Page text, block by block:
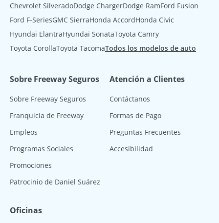
Chevrolet SilveradoDodge ChargerDodge RamFord Fusion
Ford F-SeriesGMC SierraHonda AccordHonda Civic
Hyundai ElantraHyundai SonataToyota Camry
Toyota CorollaToyota TacomaTodos los modelos de auto
Sobre Freeway Seguros
Sobre Freeway Seguros
Franquicia de Freeway
Empleos
Programas Sociales
Promociones
Patrocinio de Daniel Suárez
Atención a Clientes
Contáctanos
Formas de Pago
Preguntas Frecuentes
Accesibilidad
Oficinas